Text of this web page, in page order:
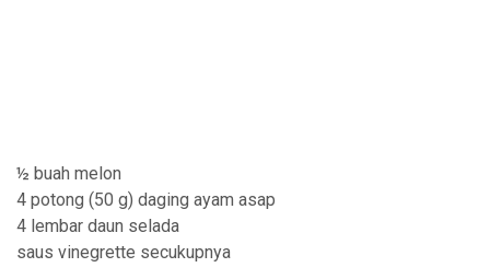
½ buah melon
4 potong (50 g) daging ayam asap
4 lembar daun selada
saus vinegrette secukupnya